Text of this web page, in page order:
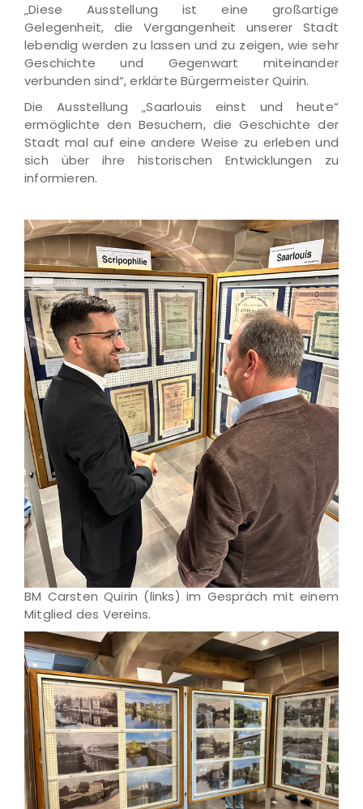
„Diese Ausstellung ist eine großartige
Gelegenheit, die Vergangenheit unserer Stadt
lebendig werden zu lassen und zu zeigen, wie sehr
Geschichte und Gegenwart miteinander
verbunden sind“, erklärte Bürgermeister Quirin.
Die Ausstellung „Saarlouis einst und heute“
ermöglichte den Besuchern, die Geschichte der
Stadt mal auf eine andere Weise zu erleben und
sich über ihre historischen Entwicklungen zu
informieren.
BM Carsten Quirin (links) im Gespräch mit einem
Mitglied des Vereins.